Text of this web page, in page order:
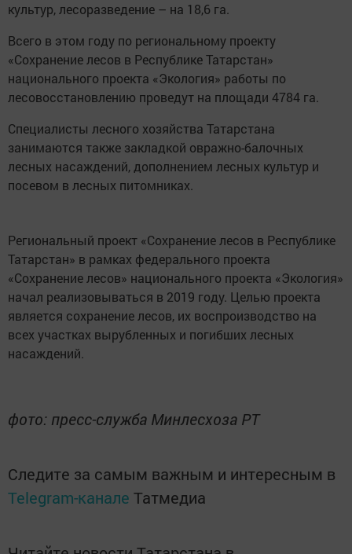
культур, лесоразведение – на 18,6 га.
Всего в этом году по региональному проекту
«Сохранение лесов в Республике Татарстан»
национального проекта «Экология» работы по
лесовосстановлению проведут на площади 4784 га.
Специалисты лесного хозяйства Татарстана
занимаются также закладкой овражно-балочных
лесных насаждений, дополнением лесных культур и
посевом в лесных питомниках.
Региональный проект «Сохранение лесов в Республике
Татарстан» в рамках федерального проекта
«Сохранение лесов» национального проекта «Экология»
начал реализовываться в 2019 году. Целью проекта
является сохранение лесов, их воспроизводство на
всех участках вырубленных и погибших лесных
насаждений.
фото: пресс-служба Минлесхоза РТ
Следите за самым важным и интересным в
Telegram-канале Татмедиа